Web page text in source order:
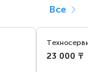
Все
23 000 ₸